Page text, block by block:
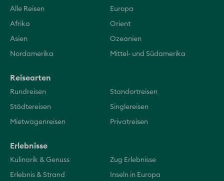
Alle Reisen Europa
Afrika Orient
Asien Ozeanien
Nordamerika Mittel- und Südamerika
Reisearten
Rundreisen Standortreisen
Städtereisen Singlereisen
Mietwagenreisen Privatreisen
Erlebnisse
Kulinarik & Genuss Zug Erlebnisse
Erlebnis & Strand Inseln in Europa